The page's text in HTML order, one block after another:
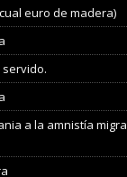
euro de madera)
a la amnistía